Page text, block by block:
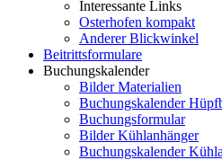
Interessante Links
Osterhofen kompakt
Anderer Blickwinkel
Beitrittsformulare
Buchungskalender
Bilder Materialien
Buchungskalender
Buchungsformular
Bilder Kühlanhänger
Buchungskalender